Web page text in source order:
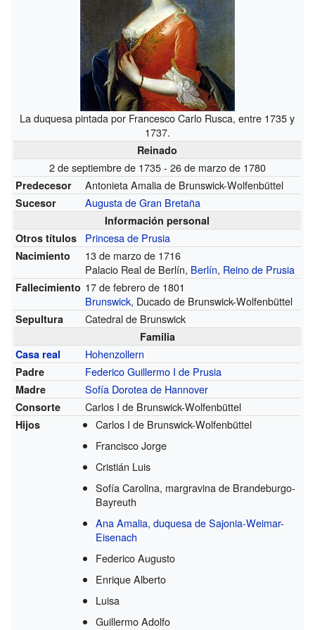
La duquesa pintada por Francesco Carlo Rusca, entre 1735 y
1737.
Reinado
2 de septiembre de 1735 - 26 de marzo de 1780
Predecesor Antonieta Amalia de Brunswick-Wolfenbüttel
Sucesor Augusta de Gran Bretaña
Información personal
Otros títulos
Princesa de Prusia
Nacimiento
13 de marzo de 1716
Palacio Real de Berlín, Berlín, Reino de Prusia
Fallecimiento 17 de febrero de 1801
Brunswick, Ducado de Brunswick-Wolfenbüttel
Sepultura Catedral de Brunswick
Familia
Casa real
Hohenzollern
Padre Federico Guillermo I de Prusia
Madre Sofía Dorotea de Hannover
Consorte Carlos I de Brunswick-Wolfenbüttel
Hijos
Carlos I de Brunswick-Wolfenbüttel
Francisco Jorge
Cristián Luis
Sofía Carolina, margravina de Brandeburgo-
Bayreuth
Ana Amalia, duquesa de Sajonia-Weimar-
Eisenach
Federico Augusto
Enrique Alberto
Luisa
Guillermo Adolfo